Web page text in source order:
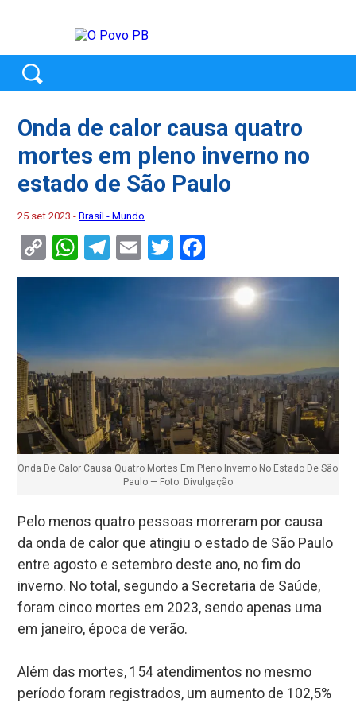
Onda de calor causa quatro
mortes em pleno inverno no
estado de São Paulo
25 set 2023 -Brasil - Mundo
Copy
Link
WhatsApp
Telegram
EmailTwitter
Onda De Calor Causa Quatro Mortes Em Pleno Inverno No Estado De São
Paulo — Foto: Divulgação
Pelo menos quatro pessoas morreram por causa
da onda de calor que atingiu o estado de São Paulo
entre agosto e setembro deste ano, no fim do
inverno. No total, segundo a Secretaria de Saúde,
foram cinco mortes em 2023, sendo apenas uma
em janeiro, época de verão.
Além das mortes, 154 atendimentos no mesmo
período foram registrados, um aumento de 102,5%